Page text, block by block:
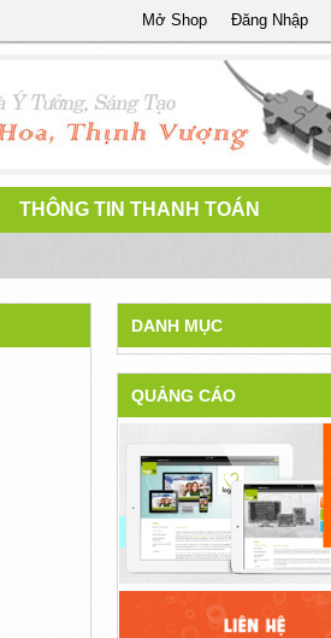
Đăng Nhập
Mở Shop
THÔNG TIN THANH TOÁN
DANH MỤC
QUẢNG CÁO